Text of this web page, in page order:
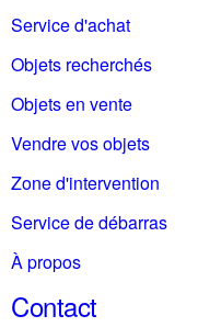
Service d'achat
Objets recherchés
Objets en vente
Vendre vos objets
Zone d'intervention
Service de débarras
À propos
Contact